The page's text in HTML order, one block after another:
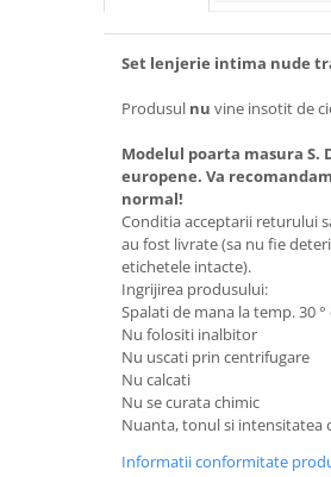
Set lenjerie intima nude
Produsul nu vine insotit de
Modelul poarta masura
europene. Va
normal!
Conditia acceptarii returului
au fost livrate (sa nu fie
etichetele intacte).
Ingrijirea produsului:
Spalati de mana la temp. 30 °
Nu folositi inalbitor
Nu uscati prin centrifugare
Nu calcati
Nu se curata chimic
Nuanta, tonul si
Informatii conformitate